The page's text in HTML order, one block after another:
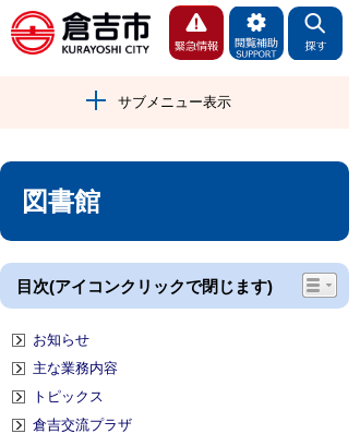
サブメニュー表示
図書館
目次(アイコンクリックで閉じます)
お知らせ
主な業務内容
トピックス
倉吉交流プラザ